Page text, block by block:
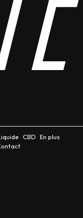
CBD En plus